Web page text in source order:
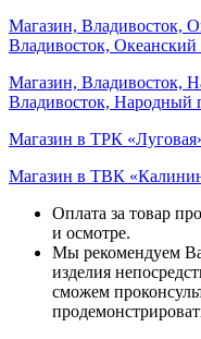
Магазин, Владивосток,
Владивосток, Океанский
Магазин, Владивосток,
Владивосток, Народный
Магазин в ТРК
Магазин в ТВК
Оплата за товар
и осмотре.
Мы рекомендуем
изделия
сможем